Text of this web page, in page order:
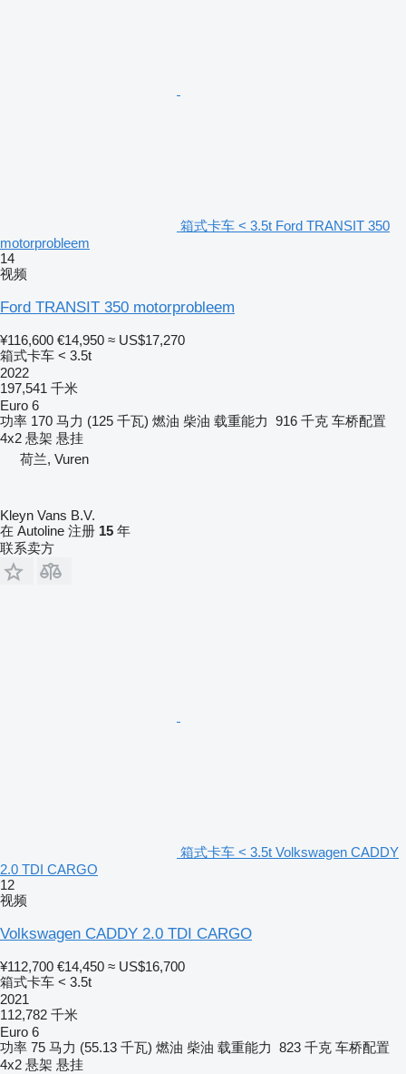
箱式卡车 < 3.5t Ford TRANSIT 350
motorprobleem
14
视频
Ford TRANSIT 350 motorprobleem
¥116,600 €14,950 ≈ US$17,270
箱式卡车 < 3.5t
2022
197,541 千米
Euro 6
功率 170 马力 (125 千瓦) 燃油 柴油 载重能力 916 千克 车桥配置
4x2 悬架 悬挂
荷兰, Vuren
Kleyn Vans B.V.
在 Autoline 注册 15 年
联系卖方
箱式卡车 < 3.5t Volkswagen CADDY
2.0 TDI CARGO
12
视频
Volkswagen CADDY 2.0 TDI CARGO
¥112,700 €14,450 ≈ US$16,700
箱式卡车 < 3.5t
2021
112,782 千米
Euro 6
功率 75 马力 (55.13 千瓦) 燃油 柴油 载重能力 823 千克 车桥配置
4x2 悬架 悬挂